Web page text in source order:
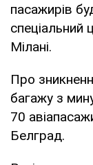
пасажирів
спеціальний
Мілані.
Про
багажу з
70
Белград.